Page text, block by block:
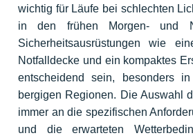
wichtig für Läufe bei schlechten
in den frühen Morgen- und
Sicherheitsausrüstungen wie
Notfalldecke und ein kompaktes
entscheidend sein, besonders
bergigen Regionen. Die Auswahl
immer an die spezifischen
und die erwarteten